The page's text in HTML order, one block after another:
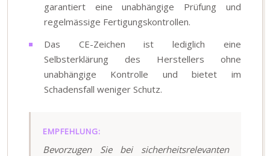
garantiert eine unabhängige Prüfung und
regelmässige Fertigungskontrollen.
Das CE-Zeichen ist lediglich eine
Selbsterklärung des Herstellers ohne
unabhängige Kontrolle und bietet im
Schadensfall weniger Schutz.
EMPFEHLUNG:
Bevorzugen Sie bei sicherheitsrelevanten